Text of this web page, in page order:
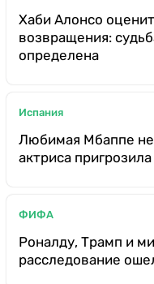
Хаби Алонсо
возвращения:
определена
Испания
Любимая Мбаппе
актриса
ФИФА
Роналду, Трамп и
расследование